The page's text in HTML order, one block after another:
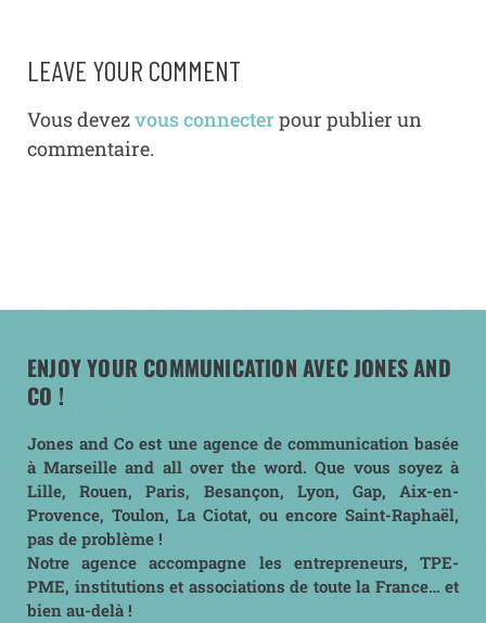
LEAVE YOUR COMMENT
Vous devezvous connecterpour publier un
commentaire.
ENJOY YOUR COMMUNICATION AVEC JONES AND
CO !
Jones and Co est une agence de communication basée
à Marseille and all over the word. Que vous soyez à
Lille, Rouen, Paris, Besançon, Lyon, Gap, Aix-en-
Provence, Toulon, La Ciotat, ou encore Saint-Raphaël,
pas de problème !
Notre agence accompagne les entrepreneurs, TPE-
PME, institutions et associations de toute la France… et
bien au-delà !